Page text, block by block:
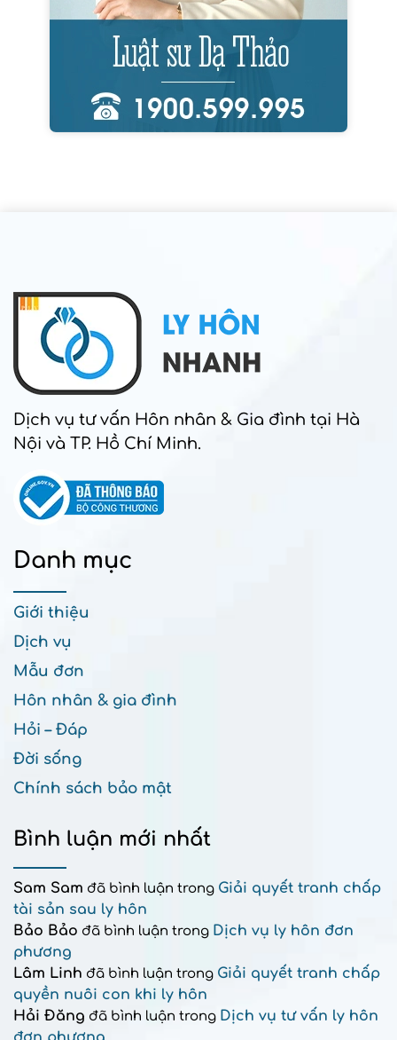
Dịch vụ tư vấn Hôn nhân & Gia đình tại Hà
Nội và TP. Hồ Chí Minh.
Danh mục
Giới thiệu
Dịch vụ
Mẫu đơn
Hôn nhân & gia đình
Hỏi – Đáp
Đời sống
Chính sách bảo mật
Bình luận mới nhất
Sam Sam đã bình luận trong Giải quyết tranh chấp
tài sản sau ly hôn
Bảo Bảo đã bình luận trong Dịch vụ ly hôn đơn
phương
Lâm Linh đã bình luận trong Giải quyết tranh chấp
quyền nuôi con khi ly hôn
Hải Đăng đã bình luận trong Dịch vụ tư vấn ly hôn